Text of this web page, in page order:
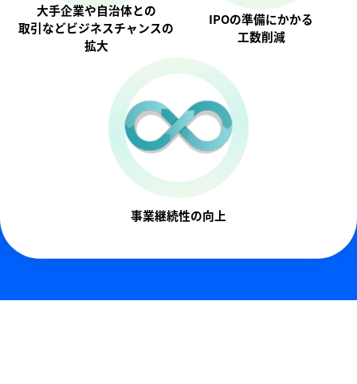
大手企業や自治体との
取引などビジネスチャンスの
拡大
IPOの準備にかかる
工数削減
事業継続性の向上